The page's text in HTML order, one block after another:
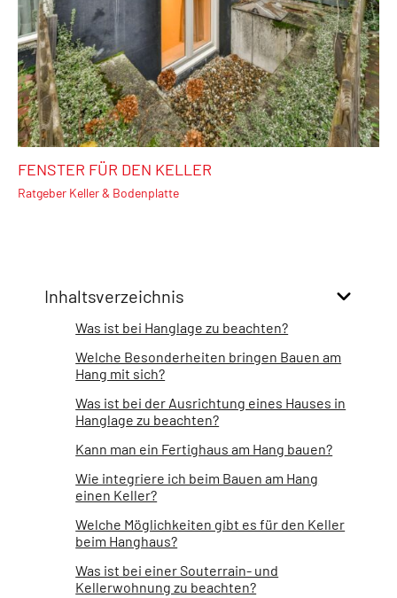
FENSTER FÜR DEN KELLER
Ratgeber Keller & Bodenplatte
Inhaltsverzeichnis
Was ist bei Hanglage zu beachten?
Welche Besonderheiten bringen Bauen am
Hang mit sich?
Was ist bei der Ausrichtung eines Hauses in
Hanglage zu beachten?
Kann man ein Fertighaus am Hang bauen?
Wie integriere ich beim Bauen am Hang
einen Keller?
Welche Möglichkeiten gibt es für den Keller
beim Hanghaus?
Was ist bei einer Souterrain- und
Kellerwohnung zu beachten?